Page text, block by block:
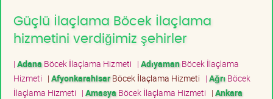
Güçlü İlaçlama Böcek İlaçlama
hizmetini verdiğimiz şehirler
| Adana Böcek İlaçlama Hizmeti | AdıyamanBöcek İlaçlama
Hizmeti | AfyonkarahisarBöcek İlaçlama Hizmeti | Ağrı Böcek
İlaçlama Hizmeti | Amasya Böcek İlaçlama Hizmeti | Ankara